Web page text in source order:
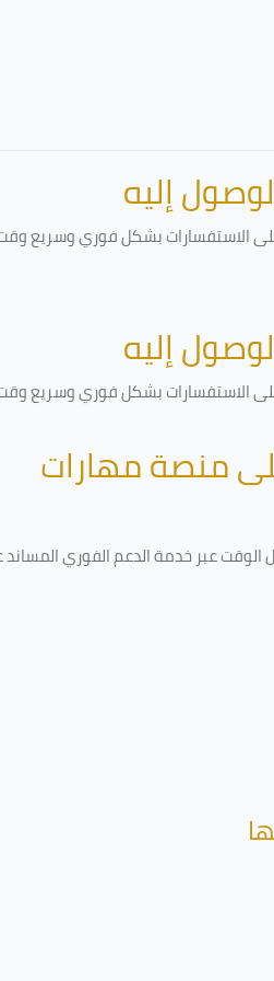
إليه
الاستفسارات بشكل فوري وسريع وقت
إليه
الاستفسارات بشكل فوري وسريع وقت
منصة مهارات
الوقت عبر خدمة الدعم الفوري